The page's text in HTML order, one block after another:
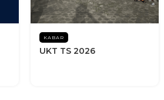
KABAR
UKT TS 2026